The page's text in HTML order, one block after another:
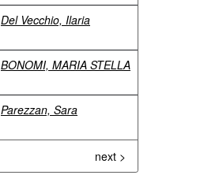
Del Vecchio, Ilaria
BONOMI, MARIA STELLA
Parezzan, Sara
next >